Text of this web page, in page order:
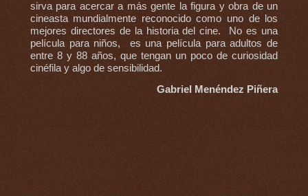
sirva para acercar a más gente la figura y obra de un
cineasta mundialmente reconocido como uno de los
mejores directores de la historia del cine. No es una
película para niños, es una película para adultos de
entre 8 y 88 años, que tengan un poco de curiosidad
cinéfila y algo de sensibilidad.
Gabriel Menéndez Piñera